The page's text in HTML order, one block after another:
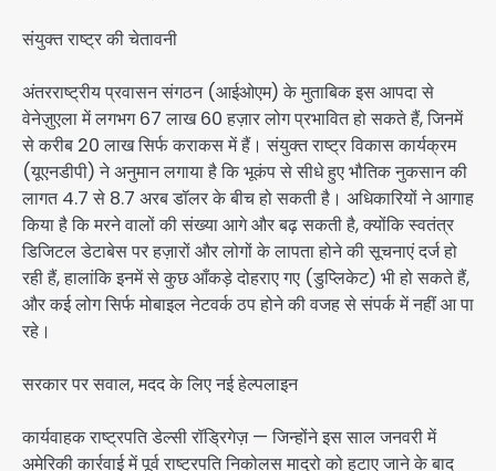
संयुक्त राष्ट्र की चेतावनी
अंतरराष्ट्रीय प्रवासन संगठन (आईओएम) के मुताबिक इस आपदा से
वेनेज़ुएला में लगभग 67 लाख 60 हज़ार लोग प्रभावित हो सकते हैं, जिनमें
से करीब 20 लाख सिर्फ कराकस में हैं। संयुक्त राष्ट्र विकास कार्यक्रम
(यूएनडीपी) ने अनुमान लगाया है कि भूकंप से सीधे हुए भौतिक नुकसान की
लागत 4.7 से 8.7 अरब डॉलर के बीच हो सकती है। अधिकारियों ने आगाह
किया है कि मरने वालों की संख्या आगे और बढ़ सकती है, क्योंकि स्वतंत्र
डिजिटल डेटाबेस पर हज़ारों और लोगों के लापता होने की सूचनाएं दर्ज हो
रही हैं, हालांकि इनमें से कुछ आँकड़े दोहराए गए (डुप्लिकेट) भी हो सकते हैं,
और कई लोग सिर्फ मोबाइल नेटवर्क ठप होने की वजह से संपर्क में नहीं आ पा
रहे।
सरकार पर सवाल, मदद के लिए नई हेल्पलाइन
कार्यवाहक राष्ट्रपति डेल्सी रॉड्रिगेज़ — जिन्होंने इस साल जनवरी में
अमेरिकी कार्रवाई में पूर्व राष्ट्रपति निकोलस मादुरो को हटाए जाने के बाद